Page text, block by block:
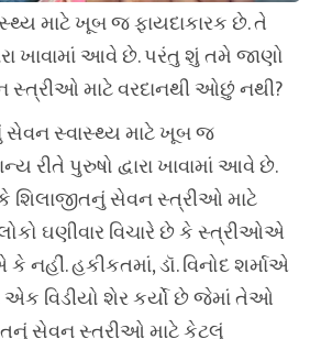
માટે ખૂબ જ ફાયદાકારક છે. તે
ખાવામાં આવે છે. પરંતુ શું તમે જાણો
સ્ત્રીઓ માટે વરદાનથી ઓછું નથી?
સેવન સ્વાસ્થ્ય માટે ખૂબ જ
રીતે પુરુષો દ્વારા ખાવામાં આવે છે.
શિલાજીતનું સેવન સ્ત્રીઓ માટે
ઘણીવાર વિચારે છે કે સ્ત્રીઓએ
હકીકતમાં, ડૉ. વિનોદ શર્માએ
એક વિડીયો શેર કર્યો છે જેમાં તેઓ
સેવન સ્ત્રીઓ માટે કેટલું